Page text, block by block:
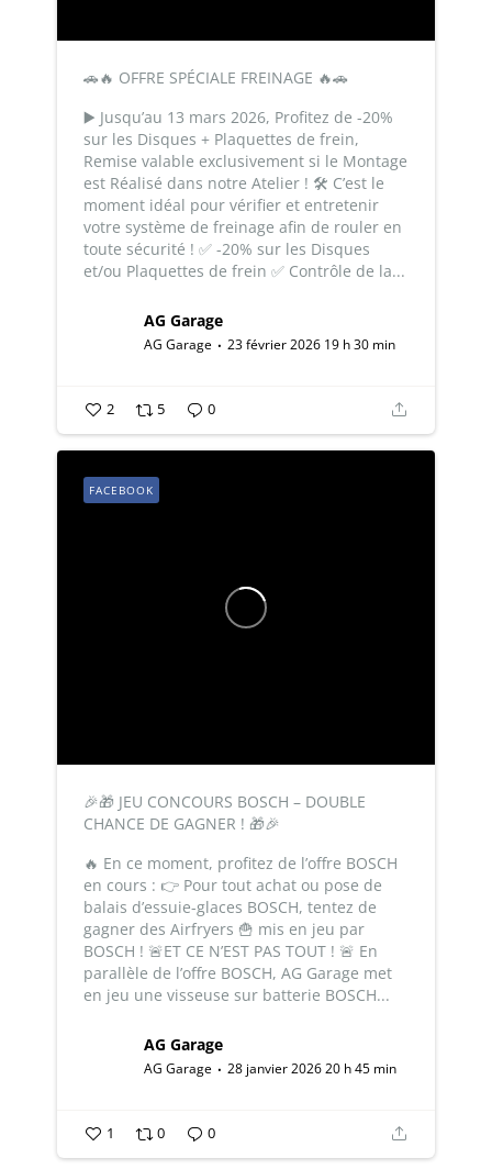
🚗🔥 OFFRE SPÉCIALE FREINAGE 🔥🚗
▶️ Jusqu’au 13 mars 2026, Profitez de -20%
sur les Disques + Plaquettes de frein,
Remise valable exclusivement si le Montage
est Réalisé dans notre Atelier ! 🛠️ C’est le
moment idéal pour vérifier et entretenir
votre système de freinage afin de rouler en
toute sécurité ! ✅ -20% sur les Disques
et/ou Plaquettes de frein ✅ Contrôle de la...
AG Garage
AG Garage 23 février 2026 19 h 30 min
2 5 0
🎉🎁 JEU CONCOURS BOSCH – DOUBLE
CHANCE DE GAGNER ! 🎁🎉
🔥 En ce moment, profitez de l’offre BOSCH
en cours : 👉 Pour tout achat ou pose de
balais d’essuie-glaces BOSCH, tentez de
gagner des Airfryers 🍟 mis en jeu par
BOSCH ! 🚨ET CE N’EST PAS TOUT ! 🚨 En
parallèle de l’offre BOSCH, AG Garage met
en jeu une visseuse sur batterie BOSCH...
AG Garage
AG Garage 28 janvier 2026 20 h 45 min
FACEBOOK
1 0 0